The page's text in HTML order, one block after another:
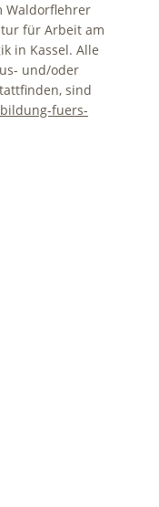
Waldorflehrer
für Arbeit am
in Kassel. Alle
und/oder
sind
fuers-